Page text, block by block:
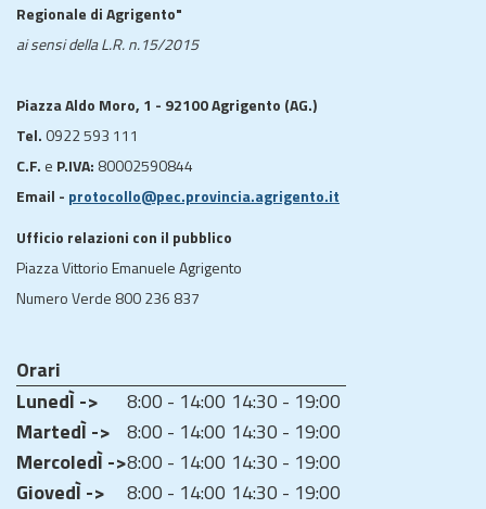
Regionale di Agrigento"
ai sensi della L.R. n.15/2015
Piazza Aldo Moro, 1 - 92100 Agrigento (AG.)
Tel. 0922 593 111
C.F. e P.IVA: 80002590844
Email - protocollo@pec.provincia.agrigento.it
Ufficio relazioni con il pubblico
Piazza Vittorio Emanuele Agrigento
Numero Verde 800 236 837
Orari
LunedÌ ->
8:00 - 14:00 14:30 - 19:00
MartedÌ -> 8:00 - 14:00 14:30 - 19:00
MercoledÌ ->8:00 - 14:00 14:30 - 19:00
GiovedÌ ->
8:00 - 14:00 14:30 - 19:00